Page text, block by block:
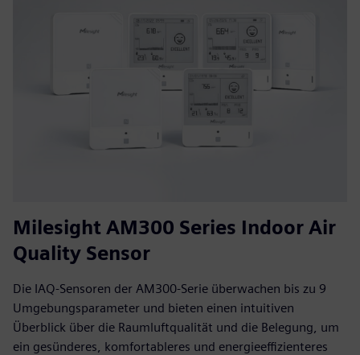
Milesight AM300 Series Indoor Air
Quality Sensor
Die IAQ-Sensoren der AM300-Serie überwachen bis zu 9
Umgebungsparameter und bieten einen intuitiven
Überblick über die Raumluftqualität und die Belegung, um
ein gesünderes, komfortableres und energieeffizienteres